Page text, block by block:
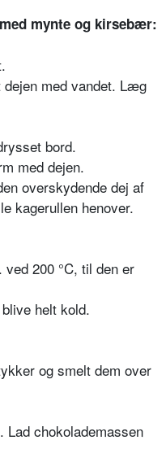
mynte og kirsebær:
med vandet. Læg
bord.
med dejen.
overskydende dej af
kagerullen henover.
200 °C, til den er
helt kold.
og smelt dem over
chokolademassen